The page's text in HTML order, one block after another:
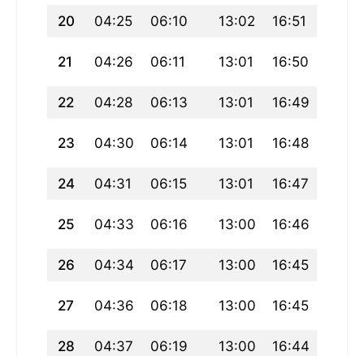
20 04:25 06:10 13:02 16:51
21 04:26 06:11 13:01 16:50
22 04:28 06:13 13:01 16:49
23 04:30 06:14 13:01 16:48
24 04:31 06:15 13:01 16:47
25 04:33 06:16 13:00 16:46
26 04:34 06:17 13:00 16:45
27 04:36 06:18 13:00 16:45
28 04:37 06:19 13:00 16:44